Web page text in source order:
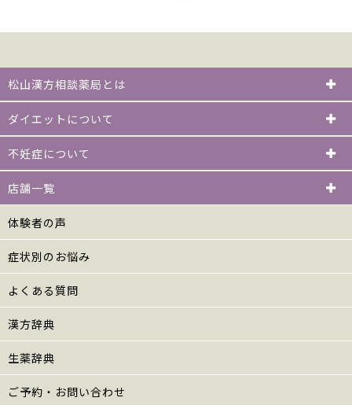
松山漢方相談薬局とは
ダイエットについて
不妊症について
店舗一覧
体験者の声
症状別のお悩み
よくある質問
漢方辞典
生薬辞典
ご予約・お問い合わせ